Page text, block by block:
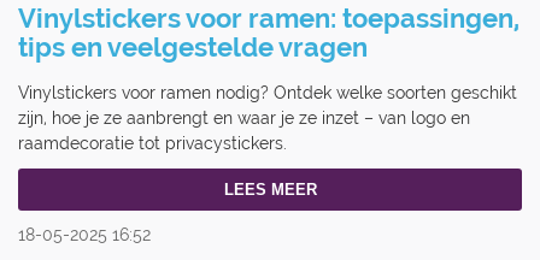
Vinylstickers voor ramen: toepassingen,
tips en veelgestelde vragen
Vinylstickers voor ramen nodig? Ontdek welke soorten geschikt
zijn, hoe je ze aanbrengt en waar je ze inzet – van logo en
raamdecoratie tot privacystickers.
LEES MEER
18-05-2025 16:52